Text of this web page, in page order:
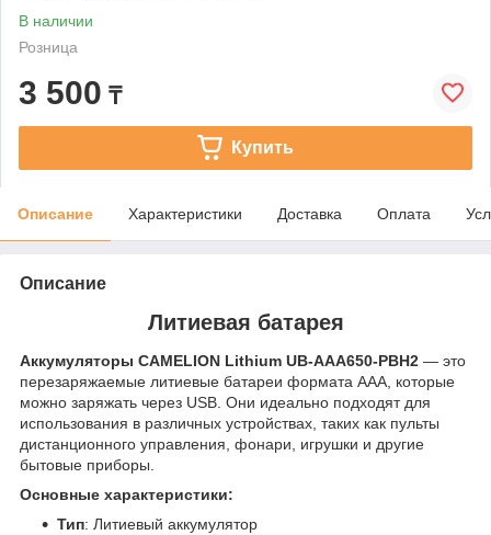
В наличии
Розница
3 500 ₸
Купить
Описание Характеристики Доставка Оплата
Описание
Литиевая батарея
Аккумуляторы CAMELION Lithium UB-AAA650-PBH2 — это
перезаряжаемые литиевые батареи формата AAA, которые
можно заряжать через USB. Они идеально подходят для
использования в различных устройствах, таких как пульты
дистанционного управления, фонари, игрушки и другие
бытовые приборы.
Основные характеристики:
Тип: Литиевый аккумулятор